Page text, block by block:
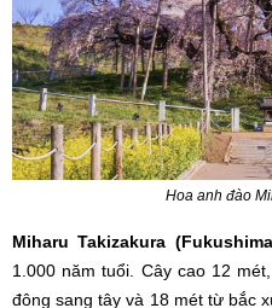
Hoa anh đào
Miharu Takizakura
1.000 năm tuổi. Cây cao 12
đông sang tây và 18 mét từ bắc